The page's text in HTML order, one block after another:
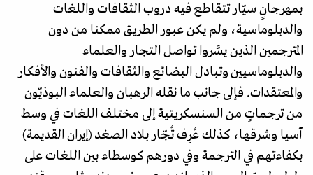
بمهرجانٍ سيّار تتقاطع فيه دروب الثقافات واللغات
والدبلوماسية، ولم يكن عبور الطريق ممكنا من دون
المترجمين الذين يسَّروا تواصل التجار والعلماء
والدبلوماسيين وتبادل البضائع والثقافات والفنون والأفكار
والمعتقدات. فإلى جانب ما نقله الرهبان والعلماء البوذيّون
من ترجماتٍ من السنسكريتية إلى مختلف اللغات في وسط
آسيا وشرقها، كذلك عُرِف تُجّار بلاد الصغد (إيران القديمة)
بكفاءتهم في الترجمة وفي دورهم كوسطاء بين اللغات على